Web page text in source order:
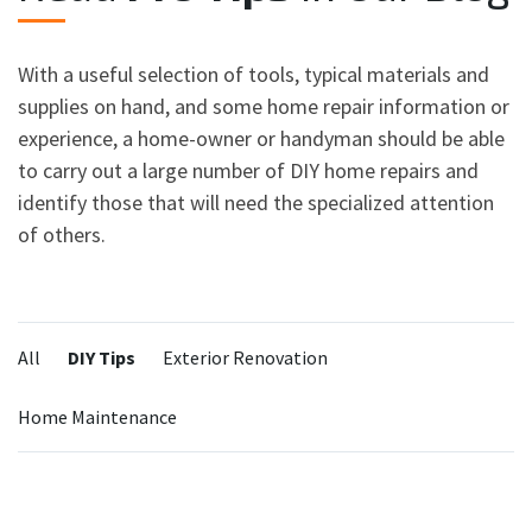
With a useful selection of tools, typical materials and
supplies on hand, and some home repair information or
experience, a home-owner or handyman should be able
to carry out a large number of DIY home repairs and
identify those that will need the specialized attention
of others.
All
DIY Tips Exterior Renovation
Home Maintenance